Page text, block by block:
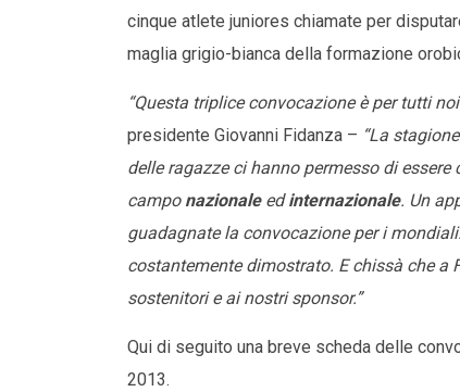
cinque atlete juniores chiamate per
maglia grigio-bianca della formazione
“Questa triplice convocazione è per tutti
presidente Giovanni Fidanza – “La
delle ragazze ci hanno permesso di
campo nazionaleedinternazionale. Un
guadagnate la convocazione per i
costantemente dimostrato. E chissà che a
sostenitori e ai nostri sponsor.”
Qui di seguito una breve scheda delle
2013.